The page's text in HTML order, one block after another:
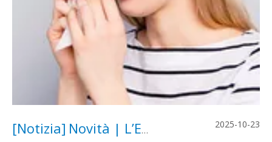
[Notizia] Novità | L’Europa entra nella stagione dei virus respiratori: l’ECDC sollecita... 2025-10-23